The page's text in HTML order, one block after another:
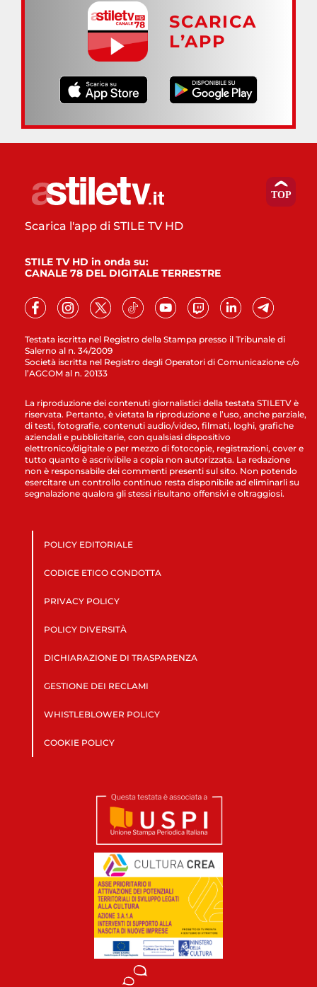
SCARICA
L’APP
Testata iscritta nel Registro della Stampa presso il Tribunale di
Salerno al n. 34/2009
Società iscritta nel Registro degli Operatori di Comunicazione c/o
l’AGCOM al n. 20133
Scarica l'app di STILE TV HD
STILE TV HD in onda su:
CANALE 78 DEL DIGITALE TERRESTRE
La riproduzione dei contenuti giornalistici della testata STILETV è
riservata. Pertanto, è vietata la riproduzione e l’uso, anche parziale,
di testi, fotografie, contenuti audio/video, filmati, loghi, grafiche
aziendali e pubblicitarie, con qualsiasi dispositivo
elettronico/digitale o per mezzo di fotocopie, registrazioni, cover e
tutto quanto è ascrivibile a copia non autorizzata. La redazione
non è responsabile dei commenti presenti sul sito. Non potendo
esercitare un controllo continuo resta disponibile ad eliminarli su
segnalazione qualora gli stessi risultano offensivi e oltraggiosi.
POLICY EDITORIALE
CODICE ETICO CONDOTTA
PRIVACY POLICY
POLICY DIVERSITÀ
DICHIARAZIONE DI TRASPARENZA
GESTIONE DEI RECLAMI
WHISTLEBLOWER POLICY
COOKIE POLICY